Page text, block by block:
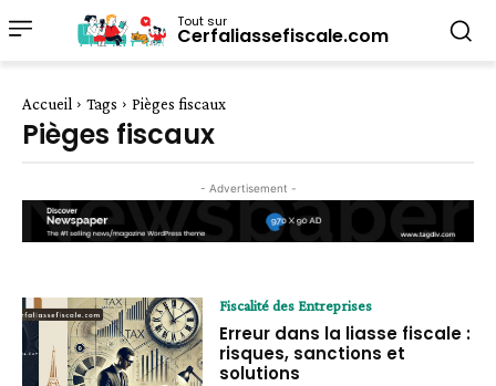
Tout sur
Cerfaliassefiscale.com
Accueil Tags Pièges fiscaux
Pièges fiscaux
- Advertisement -
Fiscalité des Entreprises
Erreur dans la liasse fiscale :
risques, sanctions et
solutions